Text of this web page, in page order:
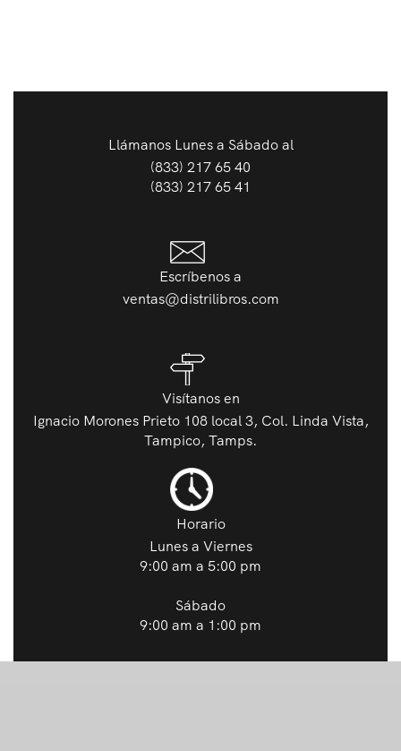
Llámanos Lunes a Sábado al
(833) 217 65 40
(833) 217 65 41
Escríbenos a
ventas@distrilibros.com
Visítanos en
Ignacio Morones Prieto 108 local 3, Col. Linda Vista,
Tampico, Tamps.
Horario
Lunes a Viernes
9:00 am a 5:00 pm
Sábado
9:00 am a 1:00 pm